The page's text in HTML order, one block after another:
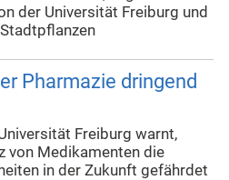
der Universität Freiburg und
Pharmazie dringend
Freiburg warnt,
von Medikamenten die
in der Zukunft gefährdet